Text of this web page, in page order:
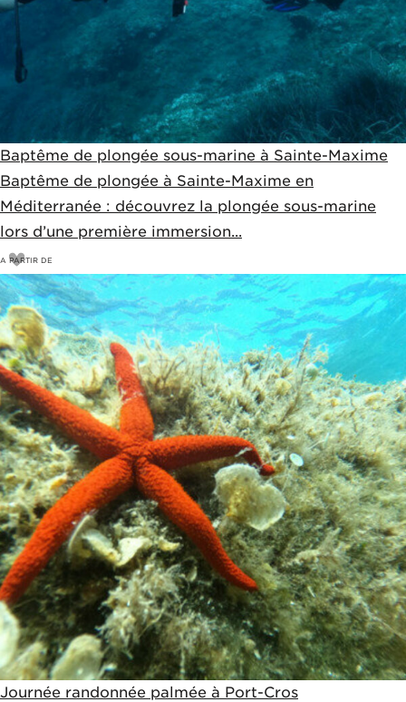
Baptême de plongée sous-marine à Sainte-Maxime
Baptême de plongée à Sainte-Maxime en
Méditerranée : découvrez la plongée sous-marine
lors d’une première immersion...
A PARTIR DE
75€
85€
Journée randonnée palmée à Port-Cros